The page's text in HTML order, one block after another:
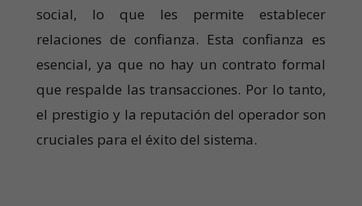
social, lo que les permite establecer
relaciones de confianza. Esta confianza es
esencial, ya que no hay un contrato formal
que respalde las transacciones. Por lo tanto,
el prestigio y la reputación del operador son
cruciales para el éxito del sistema.